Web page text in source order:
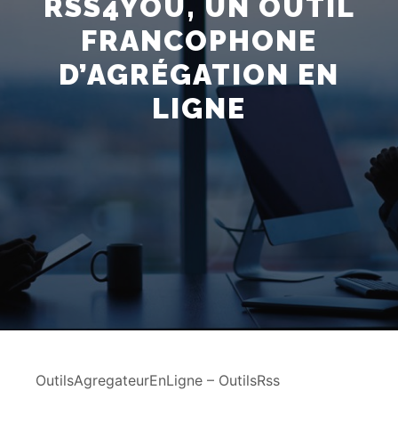
RSS4YOU, UN OUTIL
FRANCOPHONE
D’AGRÉGATION EN
LIGNE
OutilsAgregateurEnLigne – OutilsRss